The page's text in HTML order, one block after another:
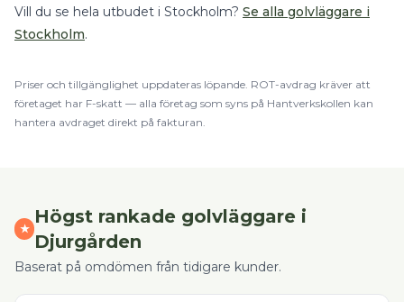
Vill du se hela utbudet i Stockholm? Se alla golvläggare i
Stockholm.
Priser och tillgänglighet uppdateras löpande. ROT-avdrag kräver att
företaget har F-skatt — alla företag som syns på Hantverkskollen kan
hantera avdraget direkt på fakturan.
★
Högst rankade golvläggare i
Djurgården
Baserat på omdömen från tidigare kunder.